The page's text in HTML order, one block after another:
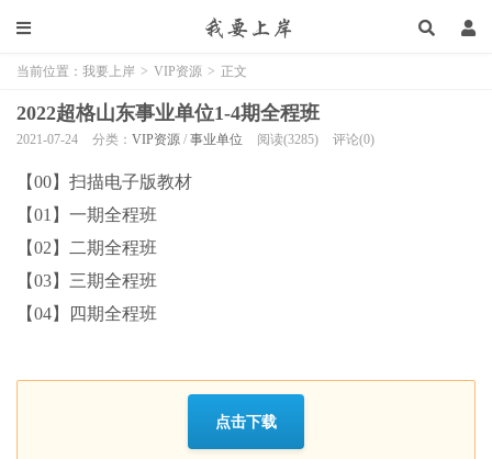
当前位置： 我要上岸 > VIP资源 > 正文
2022超格山东事业单位1-4期全程班
2021-07-24 分类： VIP资源 / 事业单位 阅读(3285) 评论(0)
【00】扫描电子版教材
【01】一期全程班
【02】二期全程班
【03】三期全程班
【04】四期全程班
点击下载